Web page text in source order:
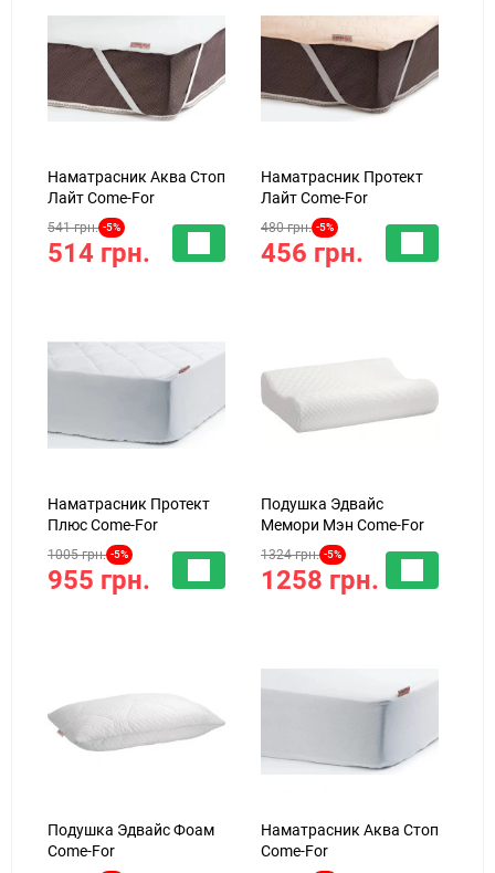
Наматрасник Аква Стоп
Лайт Come-For
541 грн. -5%
514 грн.
Наматрасник Протект
Лайт Come-For
480 грн. -5%
456 грн.
Наматрасник Протект
Плюс Come-For
1005 грн. -5%
955 грн.
Подушка Эдвайс
Мемори Мэн Come-For
1324 грн. -5%
1258 грн.
Подушка Эдвайс Фоам
Come-For
Наматрасник Аква Стоп
Come-For